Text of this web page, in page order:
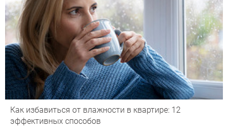
Как избавиться от влажности в квартире: 12
эффективных способов